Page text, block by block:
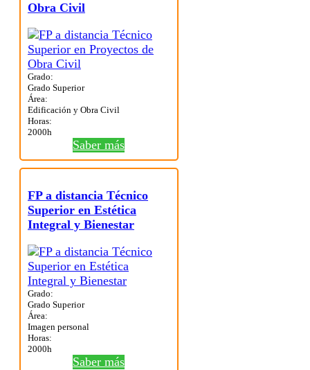
Obra Civil
Grado:
Grado Superior
Área:
Edificación y Obra Civil
Horas:
2000h
Saber más
FP a distancia Técnico
Superior en Estética
Integral y Bienestar
Grado:
Grado Superior
Área:
Imagen personal
Horas:
2000h
Saber más